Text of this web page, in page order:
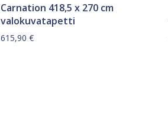
Carnation 418,5 x 270 cm
valokuvatapetti
615,90 €